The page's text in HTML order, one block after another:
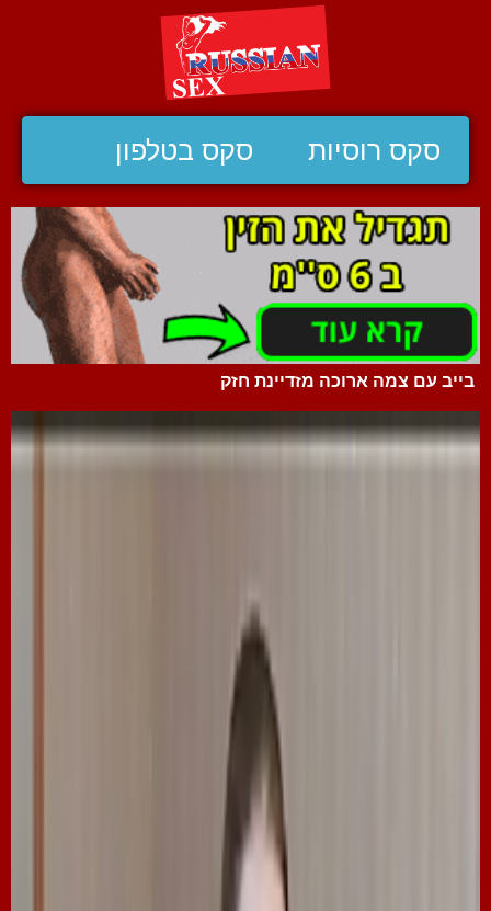
סקס רוסיות סקס בטלפון
בייב עם צמה ארוכה מזדיינת חזק